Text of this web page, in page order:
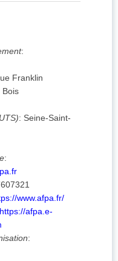
:
Franklin
Bois
: Seine-Saint-
:
www.afpa.fr/
https://afpa.e-
: